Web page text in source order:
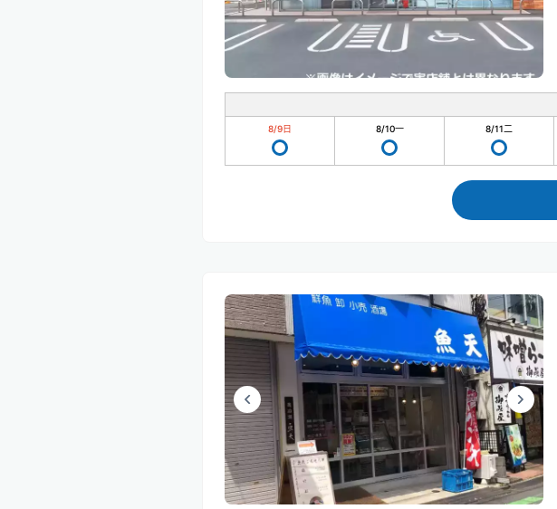
8/9日 8/10一 8/11二